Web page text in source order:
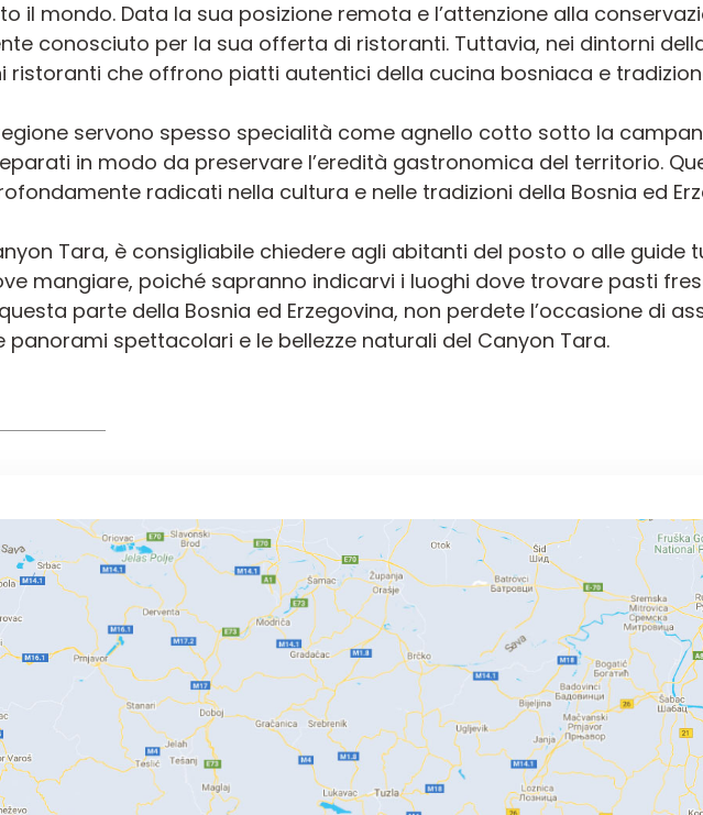
il mondo. Data la sua posizione remota e l’attenzione alla
conosciuto per la sua offerta di ristoranti. Tuttavia, nei dintorni
ristoranti che offrono piatti autentici della cucina bosniaca e
servono spesso specialità come agnello cotto sotto la
in modo da preservare l’eredità gastronomica del territorio.
radicati nella cultura e nelle tradizioni della Bosnia ed
Tara, è consigliabile chiedere agli abitanti del posto o alle guide
mangiare, poiché sapranno indicarvi i luoghi dove trovare pasti
parte della Bosnia ed Erzegovina, non perdete l’occasione di
spettacolari e le bellezze naturali del Canyon Tara.